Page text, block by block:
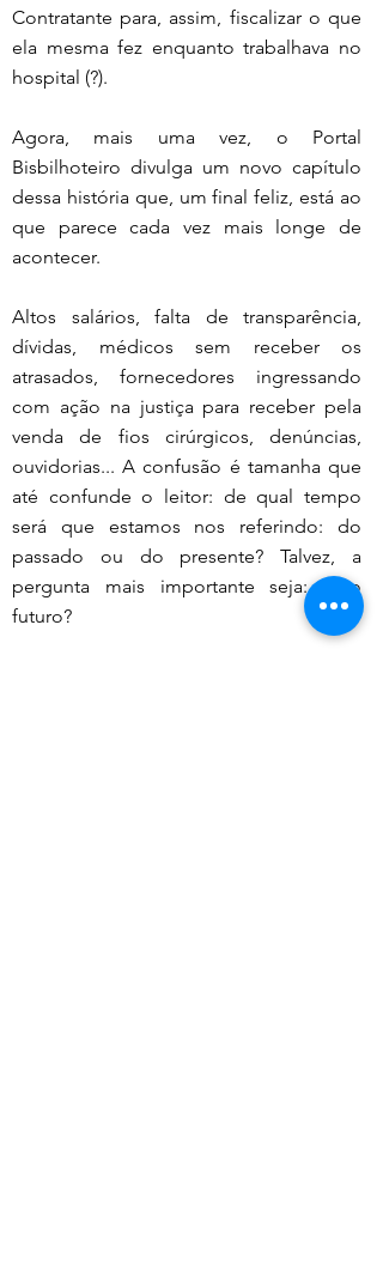
Contratante para, assim, fiscalizar o que
ela mesma fez enquanto trabalhava no
hospital (?).
Agora, mais uma vez, o Portal
Bisbilhoteiro divulga um novo capítulo
dessa história que, um final feliz, está ao
que parece cada vez mais longe de
acontecer.
Altos salários, falta de transparência,
dívidas, médicos sem receber os
atrasados, fornecedores ingressando
com ação na justiça para receber pela
venda de fios cirúrgicos, denúncias,
ouvidorias... A confusão é tamanha que
até confunde o leitor: de qual tempo
será que estamos nos referindo: do
passado ou do presente? Talvez, a
pergunta mais importante seja: E o
futuro?